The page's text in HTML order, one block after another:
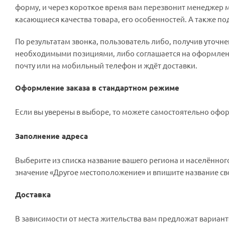
форму, и через короткое время вам перезвонит менеджер
касающиеся качества товара, его особенностей. А также
По результатам звонка, пользователь либо, получив
необходимыми позициями, либо соглашается на
почту или на мобильный телефон и ждёт доставки.
Оформление заказа в стандартном режиме
Если вы уверены в выборе, то можете самостоятельно
Заполнение адреса
Выберите из списка название вашего региона и
значение «Другое местоположение» и впишите название
Доставка
В зависимости от места жительства вам предложат